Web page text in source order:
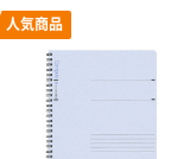
人気商品